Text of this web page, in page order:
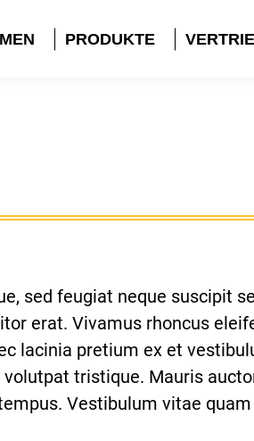
PRODUKTE
sed feugiat neque suscipit
erat. Vivamus rhoncus
lacinia pretium ex et
tristique. Mauris
Vestibulum vitae